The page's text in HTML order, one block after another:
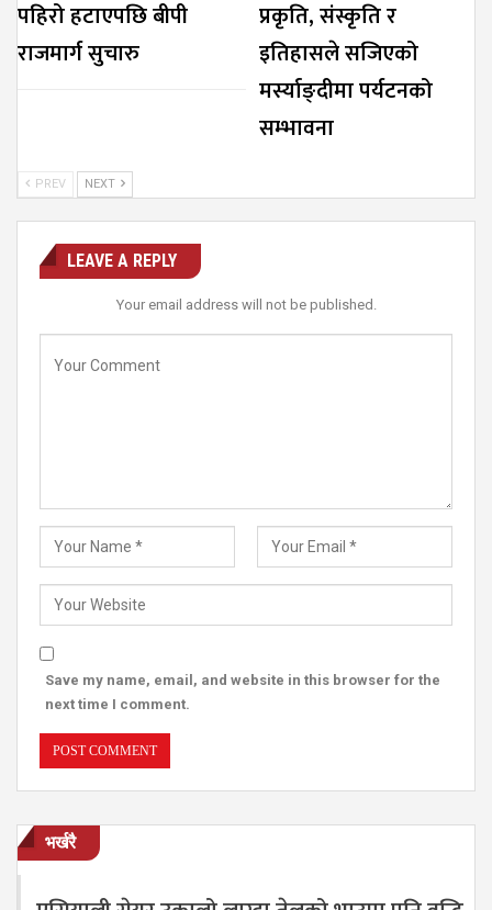
पहिरो हटाएपछि बीपी
राजमार्ग सुचारु
प्रकृति, संस्कृति र
इतिहासले सजिएको
मर्स्याङ्दीमा पर्यटनको
सम्भावना
PREV NEXT
LEAVE A REPLY
Your email address will not be published.
Save my name, email, and website in this browser for the
next time I comment.
भर्खरै